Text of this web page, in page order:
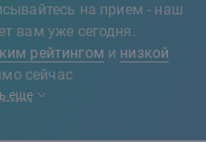
на прием - наш
вам уже сегодня.
рейтингом и низкой
сейчас
еще